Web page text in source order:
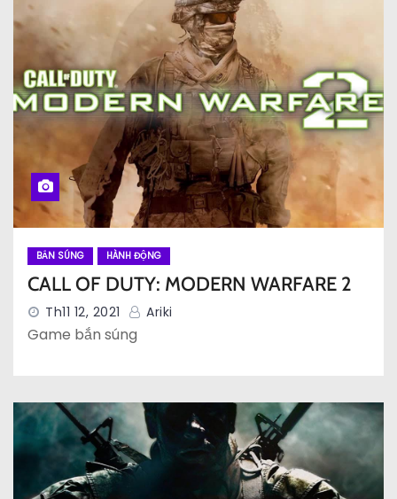
BẮN SÚNG HÀNH ĐỘNG
CALL OF DUTY: MODERN WARFARE 2
Th11 12, 2021 Ariki
Game bắn súng